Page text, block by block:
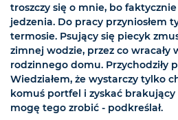
troszczy się o mnie, bo
jedzenia. Do pracy przyniosłem
termosie. Psujący się piecyk
zimnej wodzie, przez co wracały
rodzinnego domu. Przychodziły
Wiedziałem, że wystarczy tylko
komuś portfel i zyskać brakujący
mogę tego zrobić - podkreślał.